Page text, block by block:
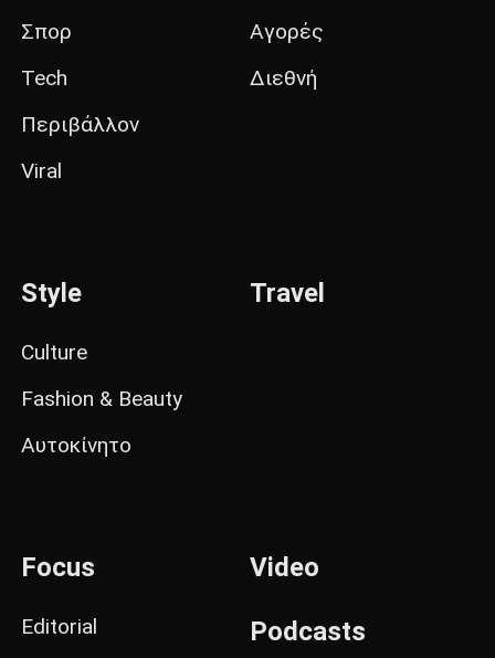
Σπορ
Tech
Περιβάλλον
Viral
Αγορές
Διεθνή
Style
Culture
Fashion & Beauty
Αυτοκίνητο
Travel
Focus
Editorial
Video
Podcasts